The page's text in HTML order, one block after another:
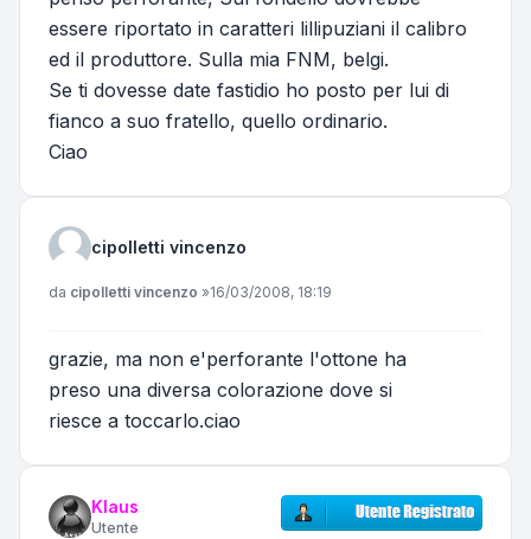
essere riportato in caratteri lillipuziani il calibro
ed il produttore. Sulla mia FNM, belgi.
Se ti dovesse date fastidio ho posto per lui di
fianco a suo fratello, quello ordinario.
Ciao
cipolletti vincenzo
Messaggio
da cipolletti vincenzo »16/03/2008, 18:19
grazie, ma non e'perforante l'ottone ha
preso una diversa colorazione dove si
riesce a toccarlo.ciao
Klaus
Utente